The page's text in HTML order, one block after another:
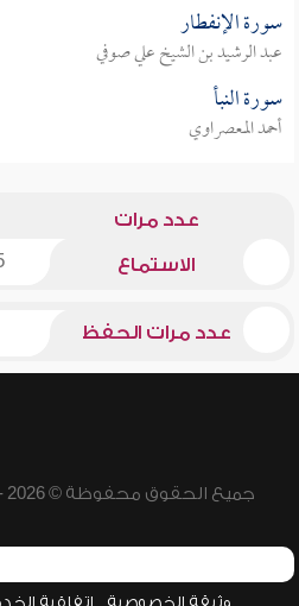
سورة الإنفطار
عبد الرشيد بن الشيخ علي صوفي
سورة النبأ
أحمد المعصراوي
عدد مرات
الاستماع
عدد مرات الحفظ
جميع الحقوق محفوظة © 2026 - 1998 لشبكة إسلام ويب
وثيقة الخصوصية اتفاقية